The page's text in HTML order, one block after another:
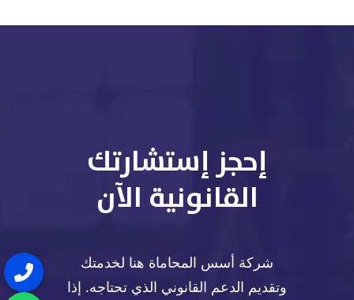
إحجز إستشارتك
القانونية الآن
شركة أسس المحاماة هنا لخدمتك
وتقديم الدعم القانوني الذي تحتاجه. إذا